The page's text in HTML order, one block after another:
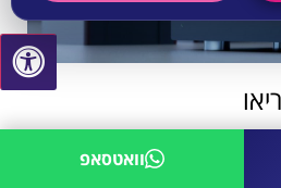
והוותיקות להאזנה למוזיקה
וואטסאפ